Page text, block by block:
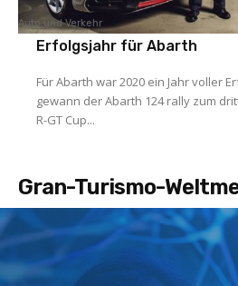
Auto und Verkehr
Erfolgsjahr für Abarth
Für Abarth war 2020 ein Jahr voller
gewann der Abarth 124 rally zum
R-GT Cup...
Gran-Turismo-